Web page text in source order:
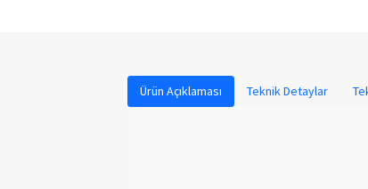
Ürün Açıklaması Teknik Detaylar